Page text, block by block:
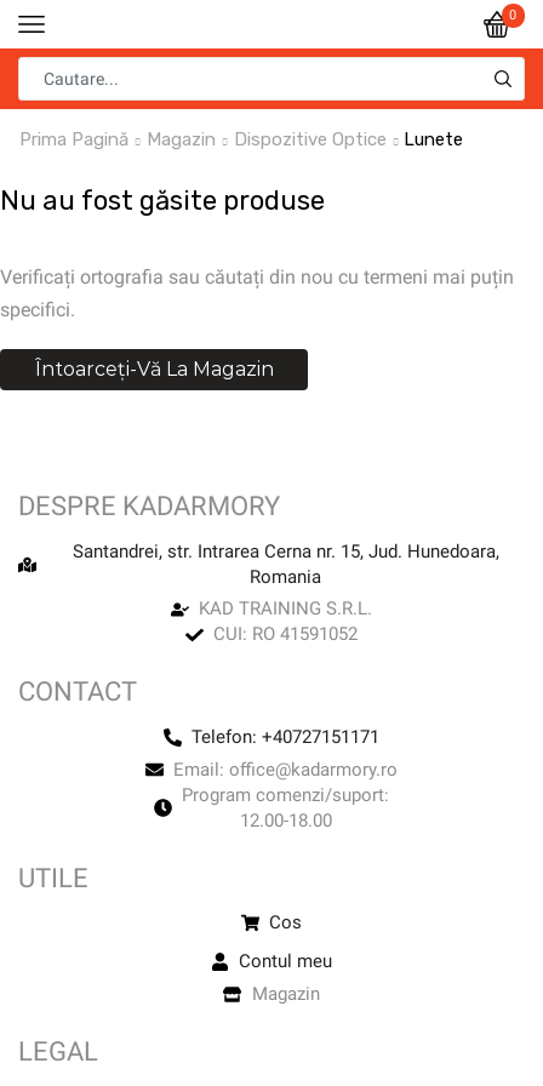
0
Prima Pagină Magazin Dispozitive Optice Lunete
Nu au fost găsite produse
Verificați ortografia sau căutați din nou cu termeni mai puțin
specifici.
Întoarceți-Vă La Magazin
DESPRE KADARMORY
Santandrei, str. Intrarea Cerna nr. 15, Jud. Hunedoara,
Romania
KAD TRAINING S.R.L.
CUI: RO 41591052
CONTACT
Telefon: +40727151171
Email: office@kadarmory.ro
Program comenzi/suport:
12.00-18.00
UTILE
Cos
Contul meu
Magazin
LEGAL